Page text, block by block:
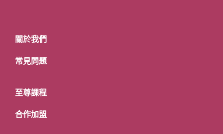
關於我們
常見問題
至尊課程
合作加盟